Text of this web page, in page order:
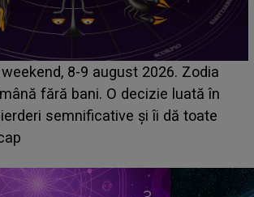
DETALIU ASCUNS până
concurentul din Casa Iubirii
NEAȘTEPTATĂ despre mama
ei în față, eu nu te iubesc pentru